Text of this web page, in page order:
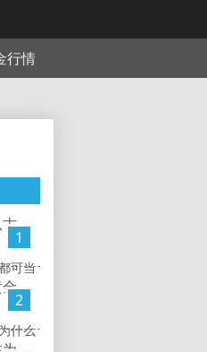
行情
1
可当
2
什么